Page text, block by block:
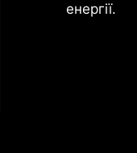
енергії.